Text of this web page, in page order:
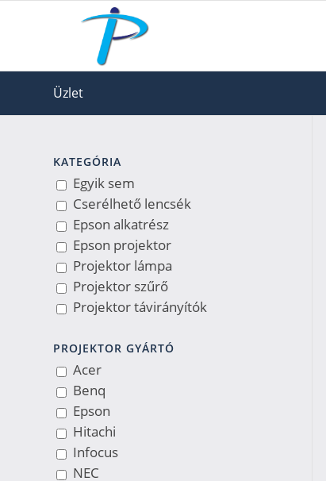
Üzlet
KATEGÓRIA
Egyik sem
Cserélhető lencsék
Epson alkatrész
Epson projektor
Projektor lámpa
Projektor szűrő
Projektor távirányítók
PROJEKTOR GYÁRTÓ
Acer
Benq
Epson
Hitachi
Infocus
NEC